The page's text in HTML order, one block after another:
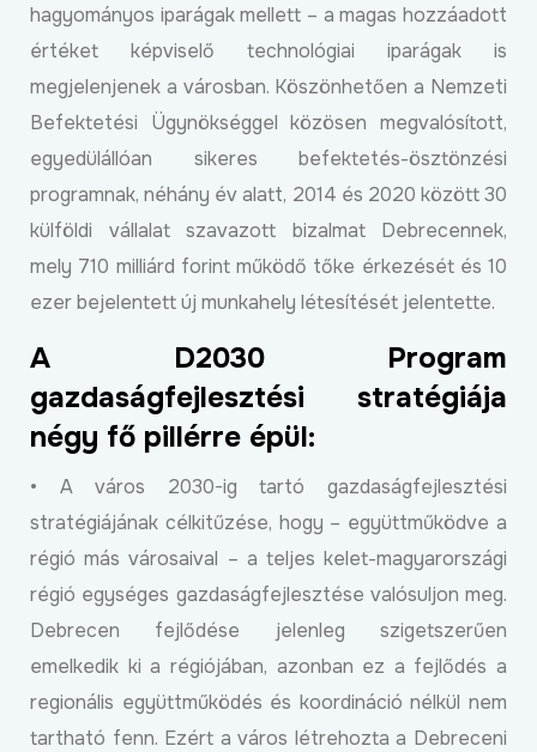
hagyományos iparágak mellett – a magas hozzáadott
értéket képviselő technológiai iparágak is
megjelenjenek a városban. Köszönhetően a Nemzeti
Befektetési Ügynökséggel közösen megvalósított,
egyedülállóan sikeres befektetés-ösztönzési
programnak, néhány év alatt, 2014 és 2020 között 30
külföldi vállalat szavazott bizalmat Debrecennek,
mely 710 milliárd forint működő tőke érkezését és 10
ezer bejelentett új munkahely létesítését jelentette.
A D2030 Program
gazdaságfejlesztési stratégiája
négy fő pillérre épül:
• A város 2030-ig tartó gazdaságfejlesztési
stratégiájának célkitűzése, hogy – együttműködve a
régió más városaival – a teljes kelet-magyarországi
régió egységes gazdaságfejlesztése valósuljon meg.
Debrecen fejlődése jelenleg szigetszerűen
emelkedik ki a régiójában, azonban ez a fejlődés a
regionális együttműködés és koordináció nélkül nem
tartható fenn. Ezért a város létrehozta a Debreceni